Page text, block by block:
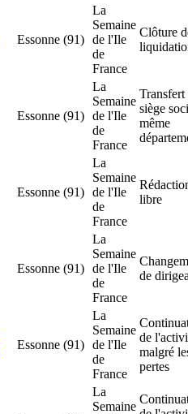
Essonne (91)
La
Semaine
de l'Ile
de
France
Clôture
Essonne (91)
La
Semaine
de l'Ile
de
France
Transfert
siège
même
Essonne (91)
La
Semaine
de l'Ile
de
France
libre
Essonne (91)
La
Semaine
de l'Ile
de
France
de
Essonne (91)
La
Semaine
de l'Ile
de
France
de
malgré
pertes
La
Semaine